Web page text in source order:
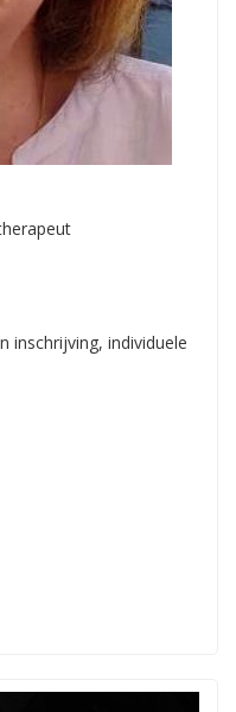
inschrijving, individuele